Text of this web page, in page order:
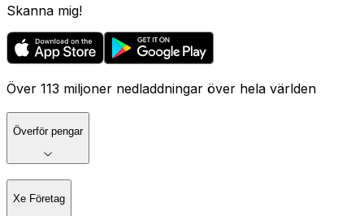
Skanna mig!
Över 113 miljoner nedladdningar över hela världen
Överför pengar
Xe Företag